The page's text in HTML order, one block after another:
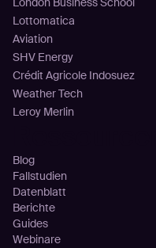
Lottomatica
Aviation
SHV Energy
Crédit Agricole Indosuez
Weather Tech
Leroy Merlin
Blog
Fallstudien
Datenblatt
Berichte
Guides
Webinare